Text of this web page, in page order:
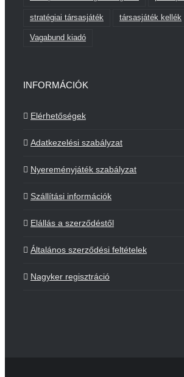
stratégiai társasjáték társasjáték kellék
Vagabund kiadó
INFORMÁCIÓK
Elérhetőségek
Adatkezelési szabályzat
Nyereményjáték szabályzat
Szállítási információk
Elállás a szerződéstől
Általános szerződési feltételek
Nagyker regisztráció